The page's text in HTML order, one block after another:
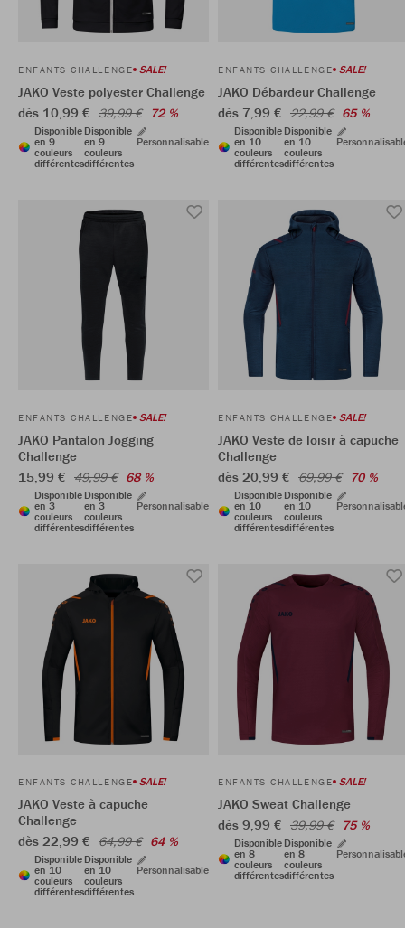
ENFANTS CHALLENGE SALE!
JAKO Veste polyester Challenge
dès 10,99 € 39,99 € 72 %
Disponible
en 9
couleurs
différentes
Disponible
en 9
couleurs
différentes
Personnalisable
ENFANTS CHALLENGE SALE!
JAKO Débardeur Challenge
dès 7,99 € 22,99 € 65 %
Disponible
en 10
couleurs
différentes
Disponible
en 10
couleurs
différentes
ENFANTS CHALLENGE SALE!
JAKO Pantalon Jogging
Challenge
15,99 € 49,99 € 68 %
Disponible
en 3
couleurs
différentes
Disponible
en 3
couleurs
différentes
Personnalisable
ENFANTS CHALLENGE SALE!
JAKO Veste de loisir à capuche
Challenge
dès 20,99 € 69,99 € 70 %
Disponible
en 10
couleurs
différentes
Disponible
en 10
couleurs
différentes
ENFANTS CHALLENGE SALE!
JAKO Veste à capuche
Challenge
dès 22,99 € 64,99 € 64 %
Disponible
en 10
couleurs
différentes
Disponible
en 10
couleurs
différentes
Personnalisable
ENFANTS CHALLENGE SALE!
JAKO Sweat Challenge
dès 9,99 € 39,99 € 75 %
Disponible
en 8
couleurs
différentes
Disponible
en 8
couleurs
différentes